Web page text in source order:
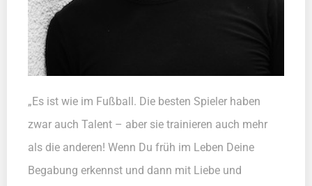
„Es ist wie im Fußball. Die besten Spieler haben
zwar auch Talent – aber sie trainieren auch mehr
als die anderen! Wenn Du früh im Leben Deine
Begabung erkennst und dann mit Liebe und